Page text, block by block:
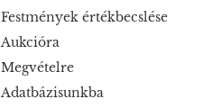
Festmények értékbecslése
Aukcióra
Megvételre
Adatbázisunkba